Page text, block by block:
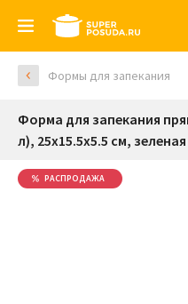
Формы для запекания
Форма для запекания
л), 25х15.5х5.5 см,
РАСПРОДАЖА